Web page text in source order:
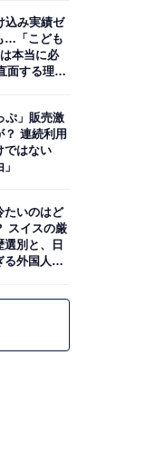
込み実績ゼ
…「こども
本当に必
面する理想
ぷ」販売激
？ 連続利用
ではない
たいのはど
スイスの厳
別と、日
る外国人政